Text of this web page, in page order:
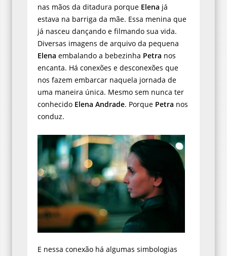
nas mãos da ditadura porque Elena já
estava na barriga da mãe. Essa menina que
já nasceu dançando e filmando sua vida.
Diversas imagens de arquivo da pequena
Elena embalando a bebezinha Petra nos
encanta. Há conexões e desconexões que
nos fazem embarcar naquela jornada de
uma maneira única. Mesmo sem nunca ter
conhecido Elena Andrade. Porque Petra nos
conduz.
E nessa conexão há algumas simbologias